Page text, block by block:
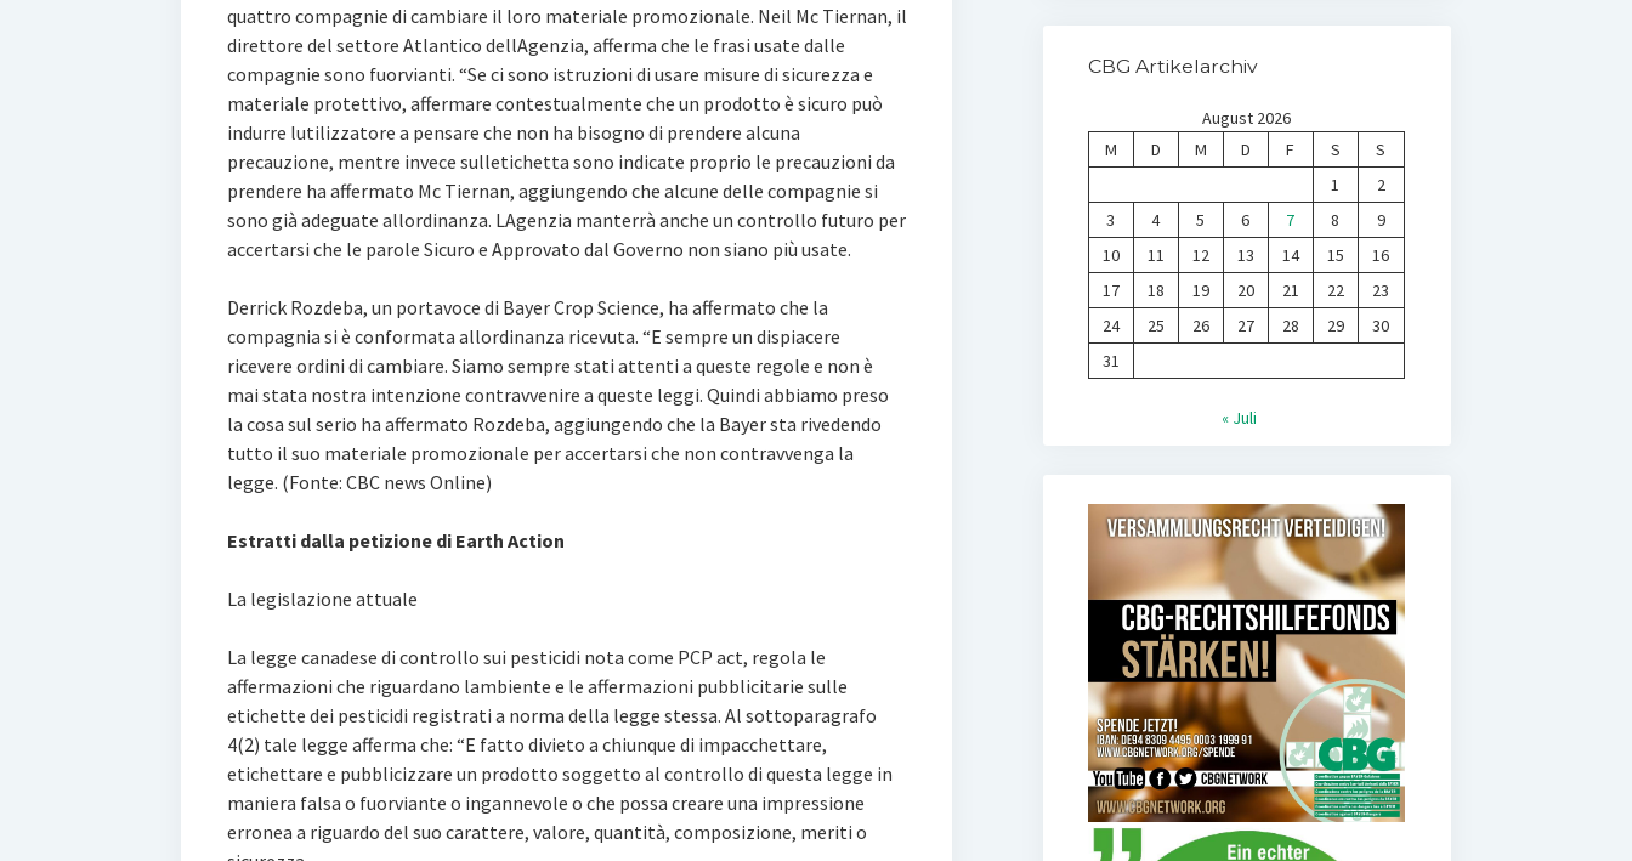
quattro compagnie di cambiare il loro materiale promozionale. Neil Mc Tiernan, il
direttore del settore Atlantico dellAgenzia, afferma che le frasi usate dalle
compagnie sono fuorvianti. “Se ci sono istruzioni di usare misure di sicurezza e
materiale protettivo, affermare contestualmente che un prodotto è sicuro può
indurre lutilizzatore a pensare che non ha bisogno di prendere alcuna
precauzione, mentre invece sulletichetta sono indicate proprio le precauzioni da
prendere ha affermato Mc Tiernan, aggiungendo che alcune delle compagnie si
sono già adeguate allordinanza. LAgenzia manterrà anche un controllo futuro per
accertarsi che le parole Sicuro e Approvato dal Governo non siano più usate.
Derrick Rozdeba, un portavoce di Bayer Crop Science, ha affermato che la
compagnia si è conformata allordinanza ricevuta. “E sempre un dispiacere
ricevere ordini di cambiare. Siamo sempre stati attenti a queste regole e non è
mai stata nostra intenzione contravvenire a queste leggi. Quindi abbiamo preso
la cosa sul serio ha affermato Rozdeba, aggiungendo che la Bayer sta rivedendo
tutto il suo materiale promozionale per accertarsi che non contravvenga la
legge. (Fonte: CBC news Online)
Estratti dalla petizione di Earth Action
La legislazione attuale
La legge canadese di controllo sui pesticidi nota come PCP act, regola le
affermazioni che riguardano lambiente e le affermazioni pubblicitarie sulle
etichette dei pesticidi registrati a norma della legge stessa. Al sottoparagrafo
4(2) tale legge afferma che: “E fatto divieto a chiunque di impacchettare,
etichettare e pubblicizzare un prodotto soggetto al controllo di questa legge in
maniera falsa o fuorviante o ingannevole o che possa creare una impressione
erronea a riguardo del suo carattere, valore, quantità, composizione, meriti o
CBG Artikelarchiv
August 2026
M
D M D F S
S
1
2
3
4 5 6 7 8
9
10
11 12 13 14 15
16
17
18 19 20 21 22
23
24
25 26 27 28 29
30
31
« Juli